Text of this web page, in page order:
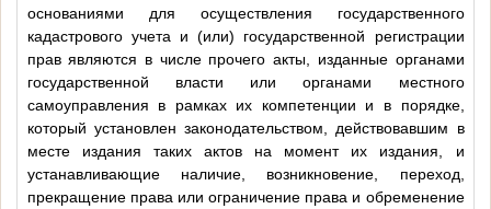
основаниями для осуществления государственного
кадастрового учета и (или) государственной регистрации
прав являются в числе прочего акты, изданные органами
государственной власти или органами местного
самоуправления в рамках их компетенции и в порядке,
который установлен законодательством, действовавшим в
месте издания таких актов на момент их издания, и
устанавливающие наличие, возникновение, переход,
прекращение права или ограничение права и обременение